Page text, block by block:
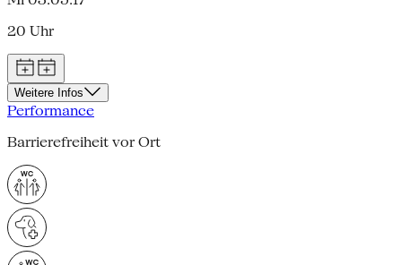
20 Uhr
Weitere Infos
Performance
Barrierefreiheit vor Ort